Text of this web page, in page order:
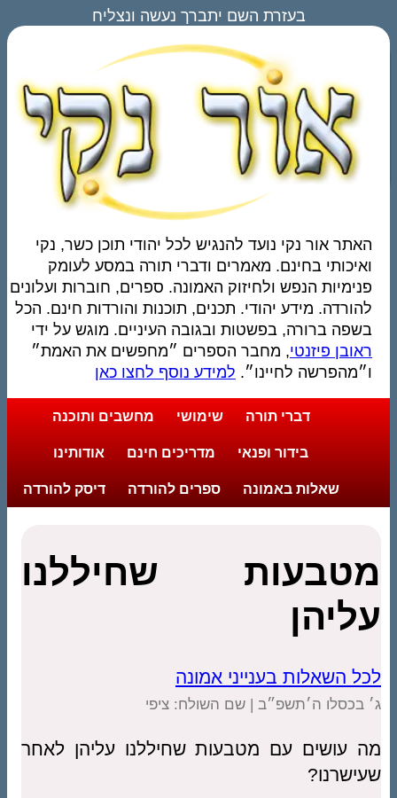
בעזרת השם יתברך נעשה ונצליח
האתר אור נקי נועד להנגיש לכל יהודי תוכן כשר, נקי
ואיכותי בחינם. מאמרים ודברי תורה במסע לעומק
פנימיות הנפש ולחיזוק האמונה. ספרים, חוברות ועלונים
להורדה. מידע יהודי. תכנים, תוכנות והורדות חינם. הכל
בשפה ברורה, בפשטות ובגובה העיניים. מוגש על ידי
ראובן פיזנטי, מחבר הספרים ״מחפשים את האמת״
ו״מהפרשה לחיינו״. למידע נוסף לחצו כאן
דברי תורה שימושי מחשבים ותוכנה
בידור ופנאי מדריכים חינם אודותינו
שאלות באמונה ספרים להורדה דיסק להורדה
מטבעות שחיללנו
עליהן
לכל השאלות בענייני אמונה
ג׳ בכסלו ה׳תשפ״ב | שם השולח: ציפי
מה עושים עם מטבעות שחיללנו עליהן לאחר
שעישרנו?